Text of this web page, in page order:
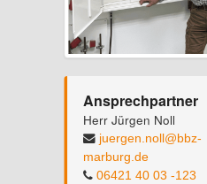
Ansprechpartner
Herr Jürgen Noll
juergen.noll@bbz-
marburg.de
06421 40 03 -123